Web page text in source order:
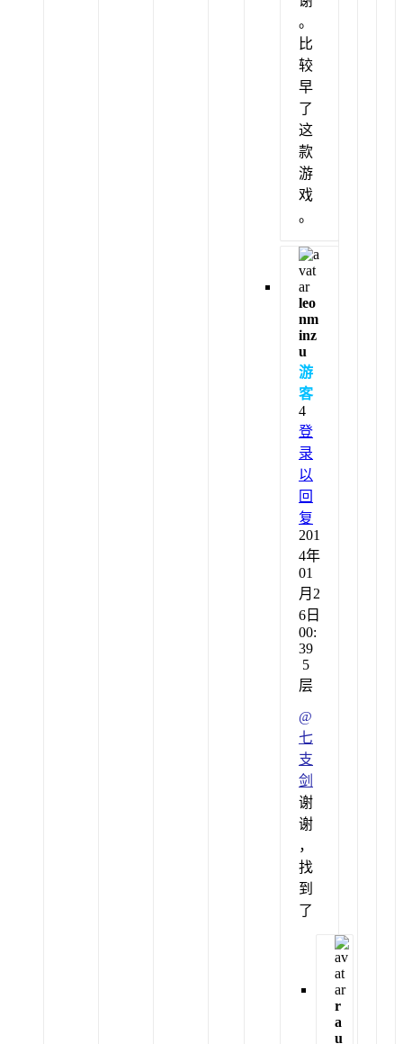
。
比
较
早
了
这
款
游
戏
。
leo
nm
inz
u
游
客
4
登
录
以
回
复
201
4年
01
月2
6日
00:
39
5
层
@
七
支
剑
谢
谢
，
找
到
了
r
a
u